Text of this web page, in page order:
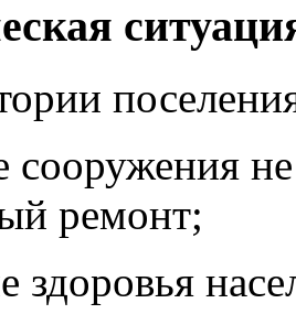
сооружения
ремонт;
здоровья